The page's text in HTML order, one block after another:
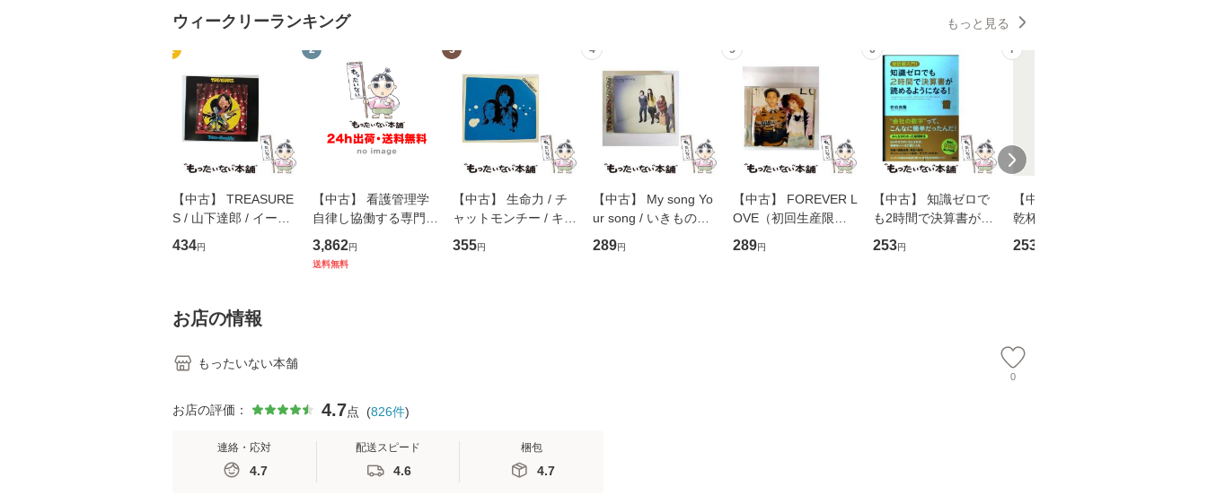
ウィークリーランキング もっと見る
1
【中古】 TREASURE
S / 山下達郎 / イース
トウエスト・ジャパン
[CD]【メール便送料無
434円
2
【中古】 看護管理学
自律し協働する専門職
の看護マネジメントス
キル 改訂第3版 (看護
3,862円
送料無料
3
【中古】 生命力 / チ
ャットモンチー / キュ
ーンレコード [CD]
【メール便送料無料】
355円
4
【中古】 My song Yo
ur song / いきものが
かり / [CD]【メール便
送料無料】
289円
5
【中古】 FOREVER L
OVE（初回生産限定
盤） / 清水翔太×加藤
ミリヤ / [CD]【メール
289円
6
【中古】 知識ゼロで
も2時間で決算書が読
めるようになる！ 会
計超入門！ / 佐伯 良
253円
7
【中古】 ウインクで
乾杯 (ノン・ポシェッ
ト) / 東野圭吾 / 祥伝
253
お店の情報
もったいない本舗
0
お店の評価： 4.7点 (826件)
連絡・応対
4.7
配送スピード
4.6
梱包
4.7